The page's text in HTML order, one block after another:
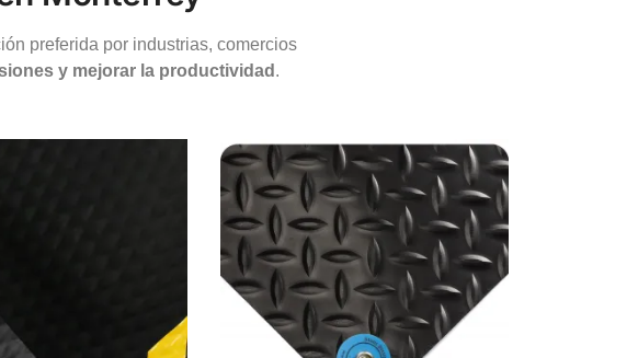
preferida por industrias, comercios
y mejorar la productividad .